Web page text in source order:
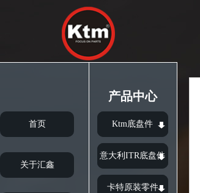
首页
关于汇鑫
产品中心
Ktm底盘件
意大利ITR底盘件
卡特原装零件